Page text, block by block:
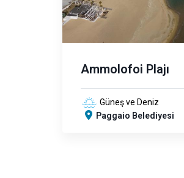
Ammolofoi Plajı
Güneş ve Deniz
Paggaio Belediyesi